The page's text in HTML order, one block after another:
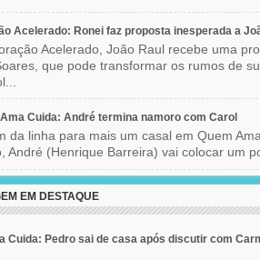
Acelerado: Ronei faz proposta inesperada a
Acelerado, João Raul recebe uma
que pode transformar os rumos de
Cuida: André termina namoro com Carol
da linha para mais um casal em Quem
André (Henrique Barreira) vai colocar um
EM DESTAQUE
Cuida: Pedro sai de casa após discutir com